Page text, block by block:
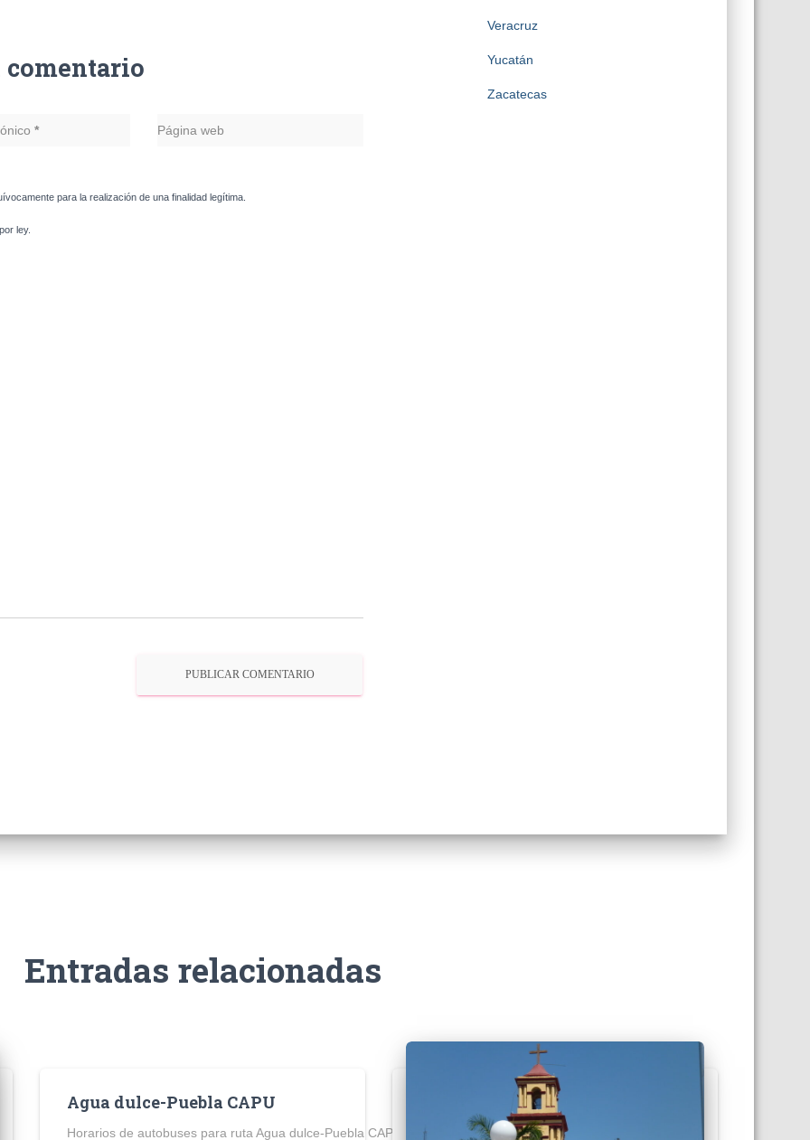
comentario
* Página web
para la realización de una finalidad legítima.
ley.
Veracruz
Yucatán
Zacatecas
Entradas relacionadas
Agua dulce-Puebla CAPU
Horarios de autobuses para ruta Agua dulce-Puebla CAPU